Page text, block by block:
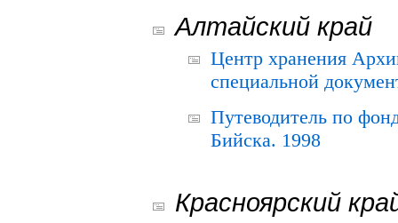
Алтайский край
Центр хранения
специальной
Путеводитель по
Бийска. 1998
Красноярский